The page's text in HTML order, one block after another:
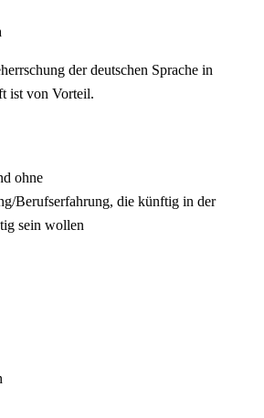
der deutschen Sprache in
ist von Vorteil.
ohne
Berufserfahrung, die künftig in der
sein wollen